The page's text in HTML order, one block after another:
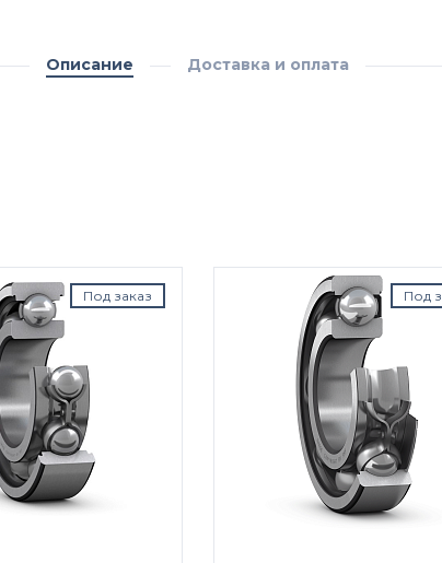
Описание Доставка и оплата
Под заказ Под